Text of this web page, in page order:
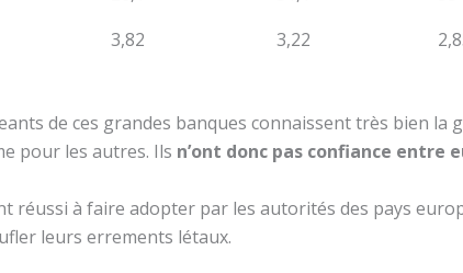
3,82 3,22
de ces grandes banques connaissent très bien
pour les autres. Ils n’ont donc pas confiance entre
réussi à faire adopter par les autorités des pays
leurs errements létaux.